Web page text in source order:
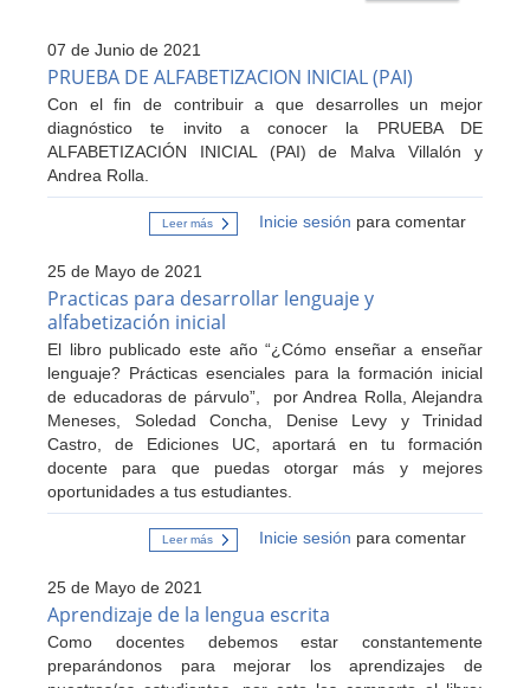
07 de Junio de 2021
PRUEBA DE ALFABETIZACION INICIAL (PAI)
Con el fin de contribuir a que desarrolles un mejor
diagnóstico te invito a conocer la PRUEBA DE
ALFABETIZACIÓN INICIAL (PAI) de Malva Villalón y
Andrea Rolla.
Leer más sobre
INICIAL
(PAI)
Inicie sesión para comentar
25 de Mayo de 2021
Practicas para desarrollar lenguaje y
alfabetización inicial
El libro publicado este año “¿Cómo enseñar a enseñar
lenguaje? Prácticas esenciales para la formación inicial
de educadoras de párvulo”, por Andrea Rolla, Alejandra
Meneses, Soledad Concha, Denise Levy y Trinidad
Castro, de Ediciones UC, aportará en tu formación
docente para que puedas otorgar más y mejores
oportunidades a tus estudiantes.
Leer más sobre
y
alfabetización
Inicie sesión para comentar
25 de Mayo de 2021
Aprendizaje de la lengua escrita
Como docentes debemos estar constantemente
preparándonos para mejorar los aprendizajes de